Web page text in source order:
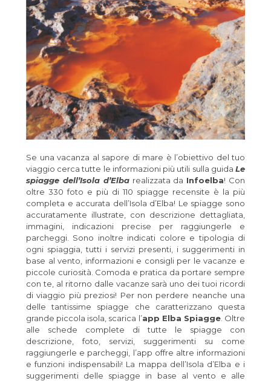
Se una vacanza al sapore di mare è l’obiettivo del tuo
viaggio cerca tutte le informazioni più utili sulla guida Le
spiagge dell’Isola d’Elbarealizzata da Infoelba! Con
oltre 330 foto e più di 110 spiagge recensite è la più
completa e accurata dell’Isola d’Elba! Le spiagge sono
accuratamente illustrate, con descrizione dettagliata,
immagini, indicazioni precise per raggiungerle e
parcheggi. Sono inoltre indicati colore e tipologia di
ogni spiaggia, tutti i servizi presenti, i suggerimenti in
base al vento, informazioni e consigli per le vacanze e
piccole curiosità. Comoda e pratica da portare sempre
con te, al ritorno dalle vacanze sarà uno dei tuoi ricordi
di viaggio più preziosi! Per non perdere neanche una
delle tantissime spiagge che caratterizzano questa
grande piccola isola, scarica l’app Elba Spiagge. Oltre
alle schede complete di tutte le spiagge con
descrizione, foto, servizi, suggerimenti su come
raggiungerle e parcheggi, l’app offre altre informazioni
e funzioni indispensabili! La mappa dell’Isola d’Elba e i
suggerimenti delle spiagge in base al vento e alle